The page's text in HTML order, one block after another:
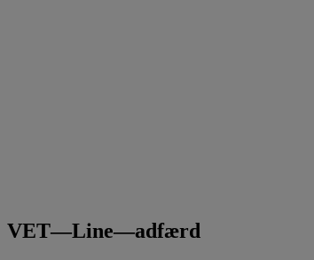
VET—Line—adfærd